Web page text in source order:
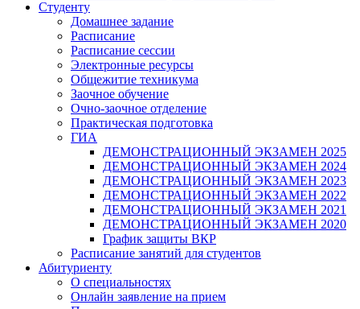
Студенту
Домашнее задание
Расписание
Расписание сессии
Электронные ресурсы
Общежитие техникума
Заочное обучение
Очно-заочное отделение
Практическая подготовка
ГИА
ДЕМОНСТРАЦИОННЫЙ ЭКЗАМЕН 2025
ДЕМОНСТРАЦИОННЫЙ ЭКЗАМЕН 2024
ДЕМОНСТРАЦИОННЫЙ ЭКЗАМЕН 2023
ДЕМОНСТРАЦИОННЫЙ ЭКЗАМЕН 2022
ДЕМОНСТРАЦИОННЫЙ ЭКЗАМЕН 2021
ДЕМОНСТРАЦИОННЫЙ ЭКЗАМЕН 2020
График защиты ВКР
Расписание занятий для студентов
Абитуриенту
О специальностях
Онлайн заявление на прием